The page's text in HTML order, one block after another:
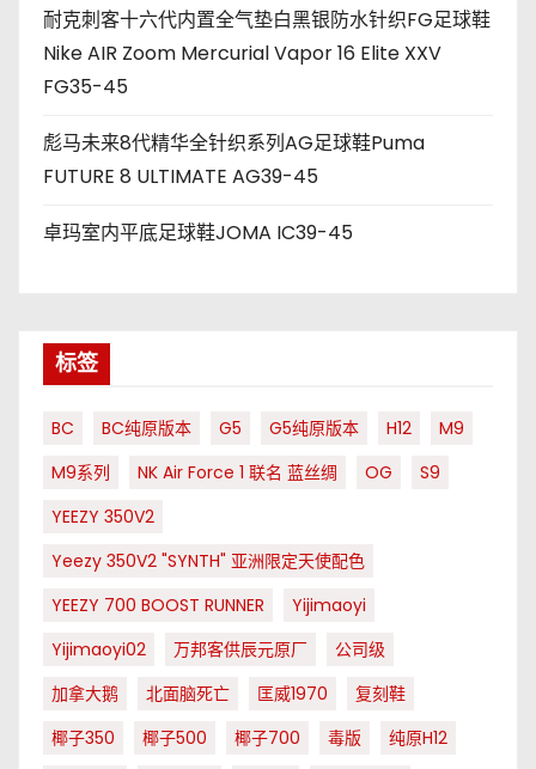
耐克刺客十六代内置全气垫白黑银防水针织FG足球鞋
Nike AIR Zoom Mercurial Vapor 16 Elite XXV
FG35-45
彪马未来8代精华全针织系列AG足球鞋Puma
FUTURE 8 ULTIMATE AG39-45
卓玛室内平底足球鞋JOMA IC39-45
标签
BC BC纯原版本 G5 G5纯原版本 H12
M9
M9系列
NK Air Force 1 联名 蓝丝绸 OG
S9
YEEZY 350V2
Yeezy 350V2 "SYNTH" 亚洲限定天使配色
YEEZY 700 BOOST RUNNER
Yijimaoyi
Yijimaoyi02
万邦客供辰元原厂
公司级
加拿大鹅
北面脑死亡 匡威1970
复刻鞋
椰子350
椰子500 椰子700 毒版
纯原H12